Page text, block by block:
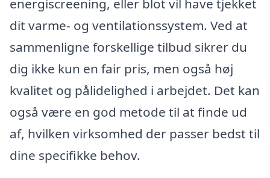
energiscreening, eller blot vil have tjekket
dit varme- og ventilationssystem. Ved at
sammenligne forskellige tilbud sikrer du
dig ikke kun en fair pris, men også høj
kvalitet og pålidelighed i arbejdet. Det kan
også være en god metode til at finde ud
af, hvilken virksomhed der passer bedst til
dine specifikke behov.